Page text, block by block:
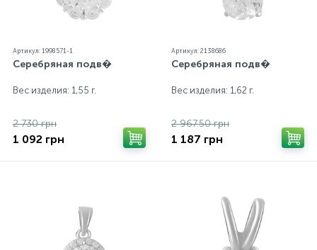
Артикул: 1998571-1
Серебряная подв�
Вес изделия: 1,55 г.
2 730 грн
1 092 грн
Артикул: 2138686
Серебряная подв�
Вес изделия: 1,62 г.
2 967.50 грн
1 187 грн